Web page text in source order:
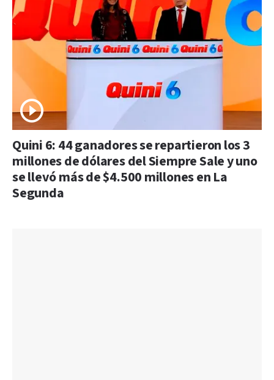
Quini 6: 44 ganadores se repartieron los 3
millones de dólares del Siempre Sale y uno
se llevó más de $4.500 millones en La
Segunda